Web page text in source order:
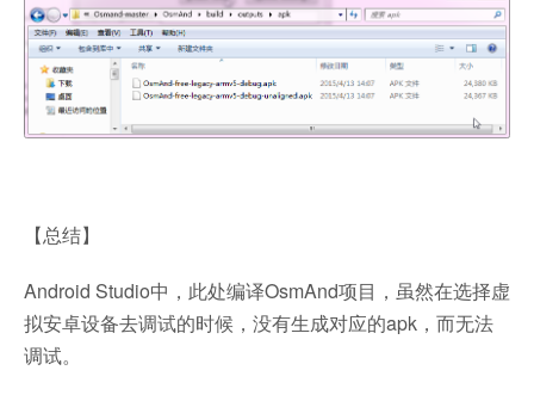
【总结】
Android Studio中，此处编译OsmAnd项目，虽然在选择虚
拟安卓设备去调试的时候，没有生成对应的apk，而无法
调试。